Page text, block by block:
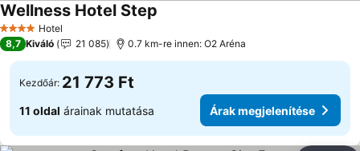
4 KategóriaHotel
Wellness Hotel Step
8,7 Kiváló 21 085 0.7 km-re innen: O2 Aréna
Kezdőár: 21 773 Ft
11 oldal árainak mutatása Árak megjelenítése